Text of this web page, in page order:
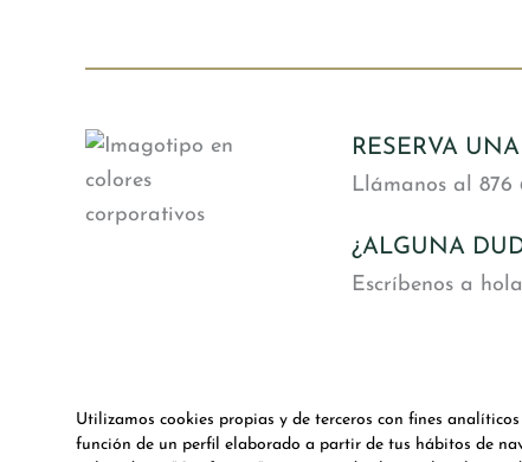
RESERVA
Llámanos al 876
¿ALGUNA
Escríbenos a
Utilizamos cookies propias y de terceros con fines
función de un perfil elaborado a partir de tus hábitos de